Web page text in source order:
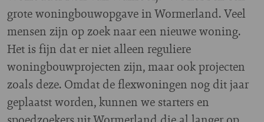
grote woningbouwopgave in Wormerland. Veel
mensen zijn op zoek naar een nieuwe woning.
Het is fijn dat er niet alleen reguliere
woningbouwprojecten zijn, maar ook projecten
zoals deze. Omdat de flexwoningen nog dit jaar
geplaatst worden, kunnen we starters en